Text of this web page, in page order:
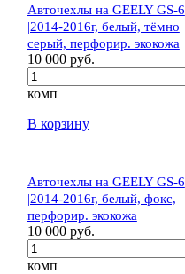
Авточехлы на GEELY GS-6
|2014-2016г, белый, тёмно
серый, перфорир. экокожа
10 000 руб.
комп
В корзину
Авточехлы на GEELY GS-6
|2014-2016г, белый, фокс,
перфорир. экокожа
10 000 руб.
комп